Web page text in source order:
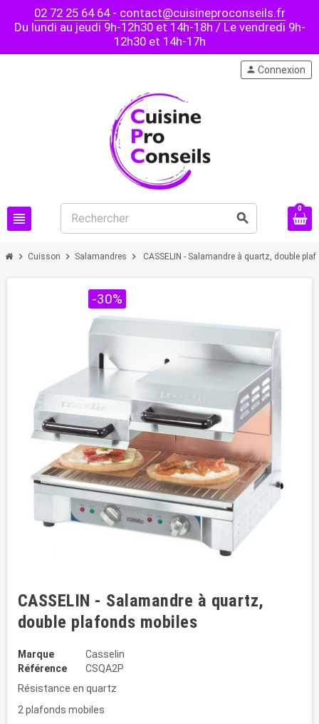
02 72 25 64 64- contact@cuisineproconseils.fr
Du lundi au jeudi 9h-12h30 et 14h-18h / Le vendredi 9h-
12h30 et 14h-17h
view_headline search
person Connexion
0
chevron_right Cuisson chevron_right Salamandres chevron_right CASSELIN - Salamandre à quartz, double
-30%
CASSELIN - Salamandre à quartz,
double plafonds mobiles
Marque
Casselin
Référence
CSQA2P
Résistance en quartz
2 plafonds mobiles